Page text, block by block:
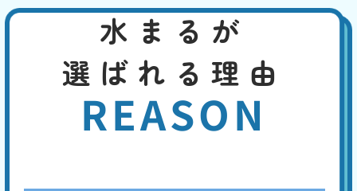
便座の交換・取付け
基本料
EB
限
定
割
引
8,800
合計 8,800
長い年月使用していると、本体の黄ばみや掃除しても取れない臭いなど
が生じます。便座の割れ、ウォシュレットの故障などの致命的な故障に
水まるが
選ばれる理由
REASON